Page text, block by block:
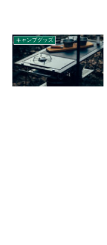
キャンプグッズ